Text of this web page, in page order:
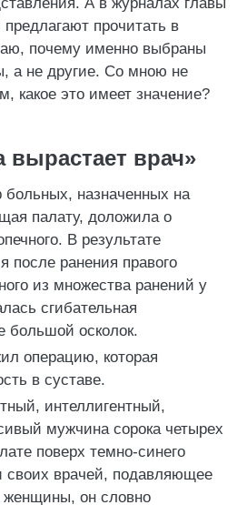
прочитать в
почему именно выбраны
а не другие. Со мною не
какое это имеет значение?
вырастает врач»
больных, назначенных на
палату, доложила о
В результате
после ранения правого
из множества ранений у
сгибательная
большой осколок.
операцию, которая
в суставе.
интеллигентный,
мужчина сорока четырех
поверх темно-синего
своих врачей, подавляющее
женщины, он словно